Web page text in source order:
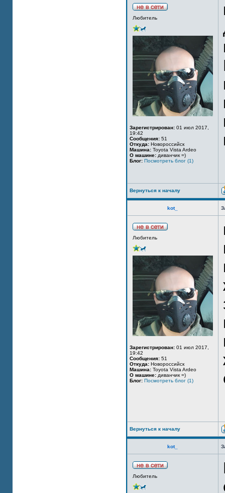
Любитель
Зарегистрирован: 01 июл 2017,
19:42
Сообщения: 51
Откуда: Новороссийск
Машина: Toyota Vista Ardeo
О машине: диванчик =)
Блог: Посмотреть блог (1)
Вернуться к началу
kot_
Любитель
Зарегистрирован: 01 июл 2017,
19:42
Сообщения: 51
Откуда: Новороссийск
Машина: Toyota Vista Ardeo
О машине: диванчик =)
Блог: Посмотреть блог (1)
Вернуться к началу
kot_
Любитель